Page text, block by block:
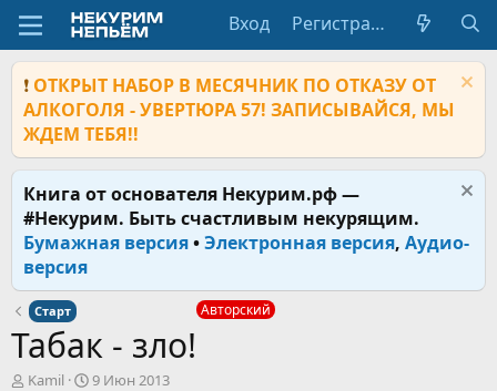
Вход Регистрация
❗ ОТКРЫТ НАБОР В МЕСЯЧНИК ПО ОТКАЗУ ОТ
АЛКОГОЛЯ - УВЕРТЮРА 57! ЗАПИСЫВАЙСЯ, МЫ
ЖДЕМ ТЕБЯ!!
Книга от основателя Некурим.рф —
#Некурим. Быть счастливым некурящим.
Бумажная версия•Электронная версия, Аудио-
версия
Старт Авторский
Табак - зло!
А
Kamil
Д
9 Июн 2013